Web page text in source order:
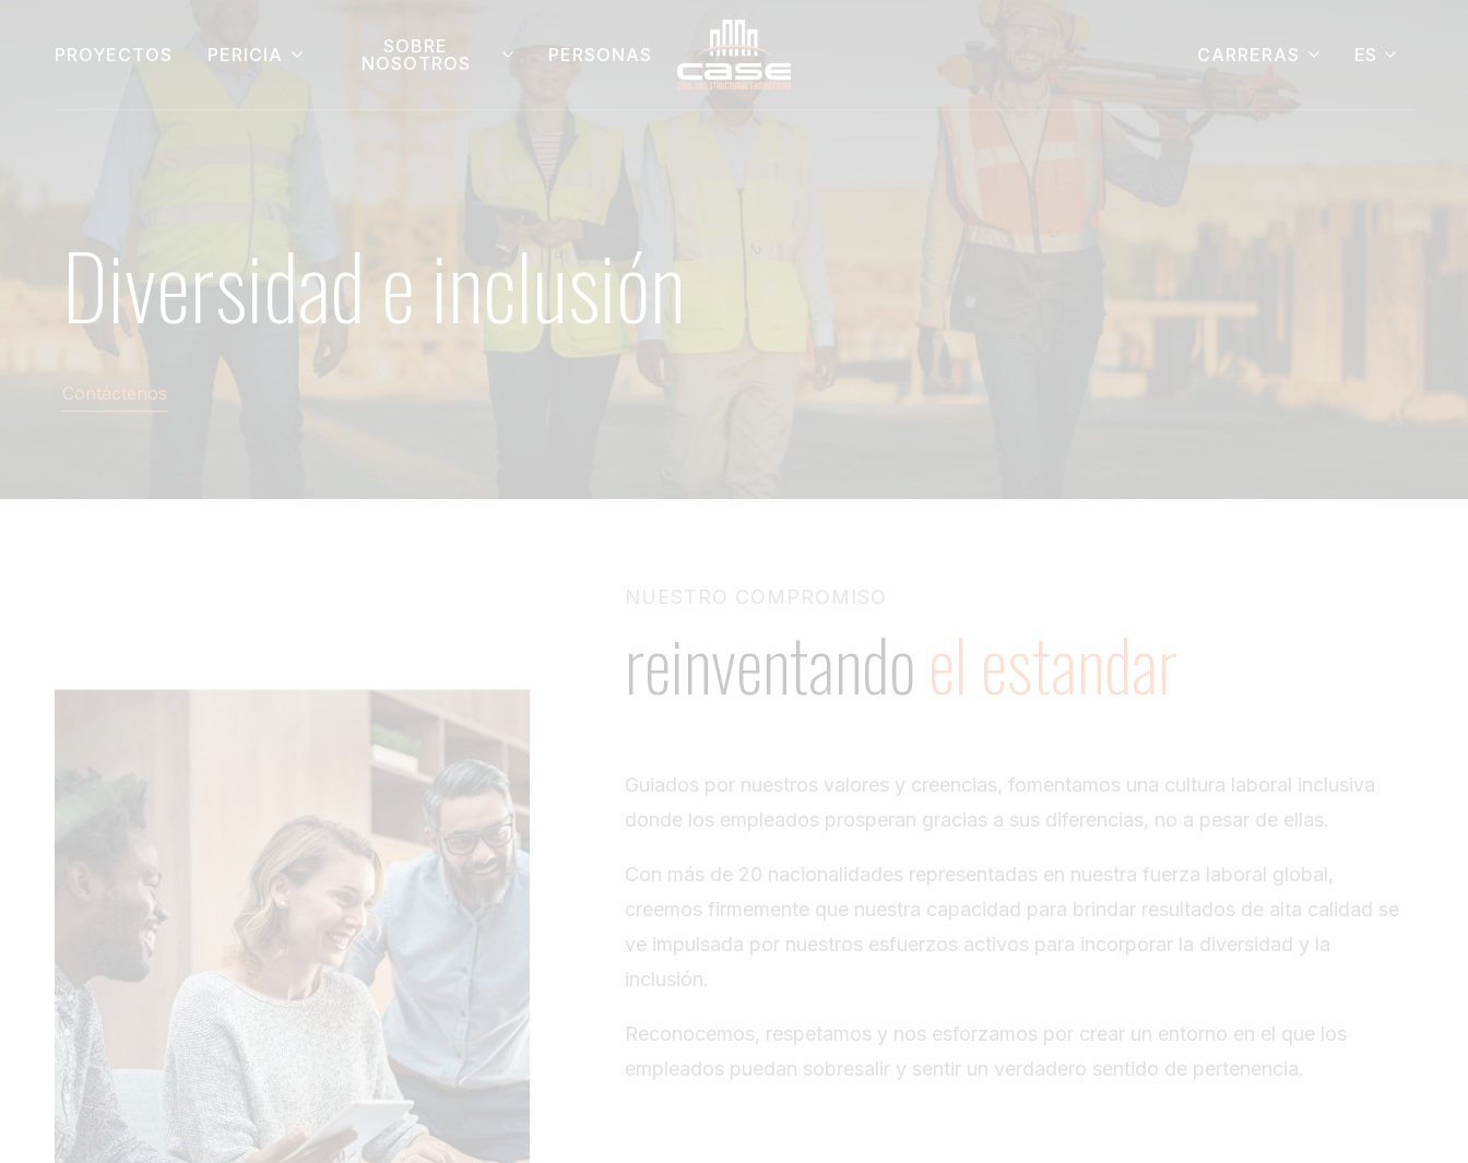
PROYECTOS PERICIA
SOBRE
NOSOTROS
PERSONAS CARRERAS ES
Diversidad e inclusión
Contáctenos
NUESTRO COMPROMISO
reinventandoel estandar
Guiados por nuestros valores y creencias, fomentamos una cultura laboral inclusiva
donde los empleados prosperan gracias a sus diferencias, no a pesar de ellas.
Con más de 20 nacionalidades representadas en nuestra fuerza laboral global,
creemos firmemente que nuestra capacidad para brindar resultados de alta calidad se
ve impulsada por nuestros esfuerzos activos para incorporar la diversidad y la
inclusión.
Reconocemos, respetamos y nos esforzamos por crear un entorno en el que los
empleados puedan sobresalir y sentir un verdadero sentido de pertenencia.